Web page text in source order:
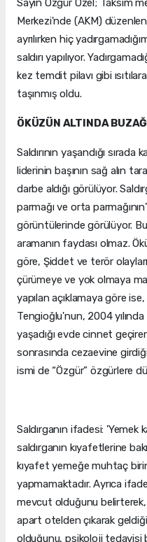
Sayın Özgür Özel; Taksim
Merkezi'nde (AKM)
ayrılırken hiç
saldırı yapılıyor.
kez temdit pilavı gibi
taşınmış oldu.
ÖKÜZÜN ALTINDA
Saldırının yaşandığı
liderinin başının sağ alın
darbe aldığı görülüyor.
parmağı ve orta
görüntülerinde görülüyor.
aramanın faydası olmaz.
göre, Şiddet ve terör
çürümeye ve yok olmaya
yapılan açıklamaya göre
Tengioğlu'nun, 2004
yaşadığı evde cinnet
sonrasında cezaevine
ismi de “Özgür” özgürlere
Saldırganın ifadesi:
saldırganın kıyafetlerine
kıyafet yemeğe muhtaç
yapmamaktadır. Ayrıca
mevcut olduğunu belirterek,
apart otelden çıkarak
olduğunu, psikoloji tedavisi